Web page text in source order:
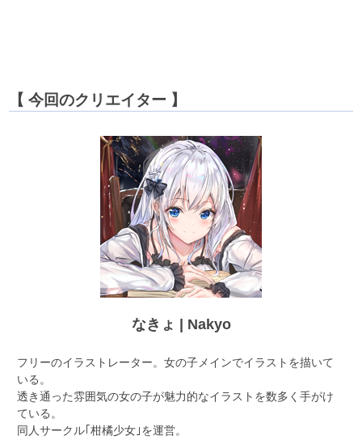
【 今回のクリエイター 】
なきょ | Nakyo
フリーのイラストレーター。女の子メインでイラストを描いて
いる。
透き通った雰囲気の女の子が魅力的なイラストを数多く手がけ
ている。
同人サークル｢柑橘少女｣を運営。